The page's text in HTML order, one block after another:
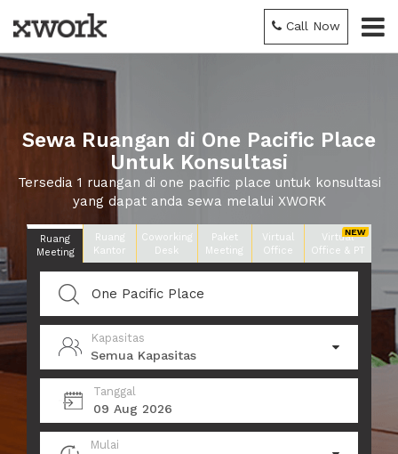
Call Now
Sewa Ruangan di One Pacific Place
Untuk Konsultasi
Tersedia 1 ruangan di one pacific place untuk konsultasi
yang dapat anda sewa melalui XWORK
Ruang
Meeting
Ruang
Kantor
Coworking
Desk
Paket
Meeting
Virtual
Office
Virtual
Office & PT
Kapasitas
Semua Kapasitas
Tanggal
09 Aug 2026
Mulai